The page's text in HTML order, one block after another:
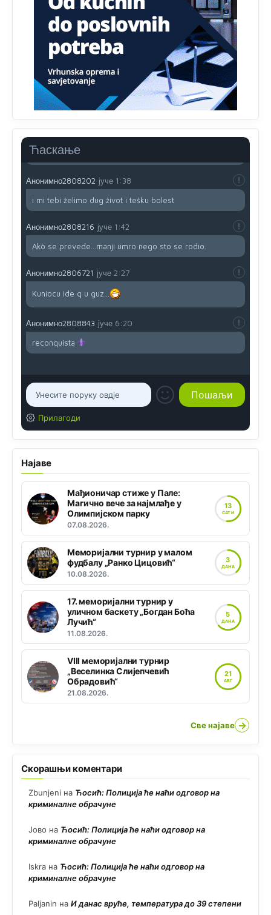
Ћаскање
Анонимно2806721 јуче 12:39
791 BiH nije priznala Kosovo kao nezavisnu državu jer
genocidna tvorevina pravi smetnju a recimo Srbija je
davnopriznala.Nasvakom proizvodu iz Srbije stoji -
uvoznik za Kosovo
Анонимно2806721 јуче 12:45
da brani? A imamo vojsku Kosova kojoj želimo svako
dobro i da se što bolje opreme
Анонимно2808202 јуче 1:38
i mi tebi želimo dug život i tešku bolest
Анонимно2808216 јуче 1:42
Akò se prevede...manji umro nego sto se rodio.
Анонимно2806721 јуче 2:27
Kuniocu ide q u guz...
Анонимно2808843 јуче 6:20
reconquista
Прилагоди
Најаве
Мађионичар стиже у Пале:
Магично вече за најмлађе у
Олимпијском парку
07.08.2026.
13
САТИ
Меморијални турнир у малом
фудбалу „Ранко Цицовић“
10.08.2026.
3
ДАНА
17. меморијални турнир у
уличном баскету „Богдан Боћа
Лучић“
11.08.2026.
5
ДАНА
VIII меморијални турнир
„Веселинка Слијепчевић
Обрадовић“
21.08.2026.
21
АВГ
Све најаве →
Скорашњи коментари
Zbunjeni на Ћосић: Полиција ће наћи одговор на
криминалне обрачуне
Јово на Ћосић: Полиција ће наћи одговор на
криминалне обрачуне
Iskra на Ћосић: Полиција ће наћи одговор на
криминалне обрачуне
Paljanin на И данас вруће, температура до 39 степени